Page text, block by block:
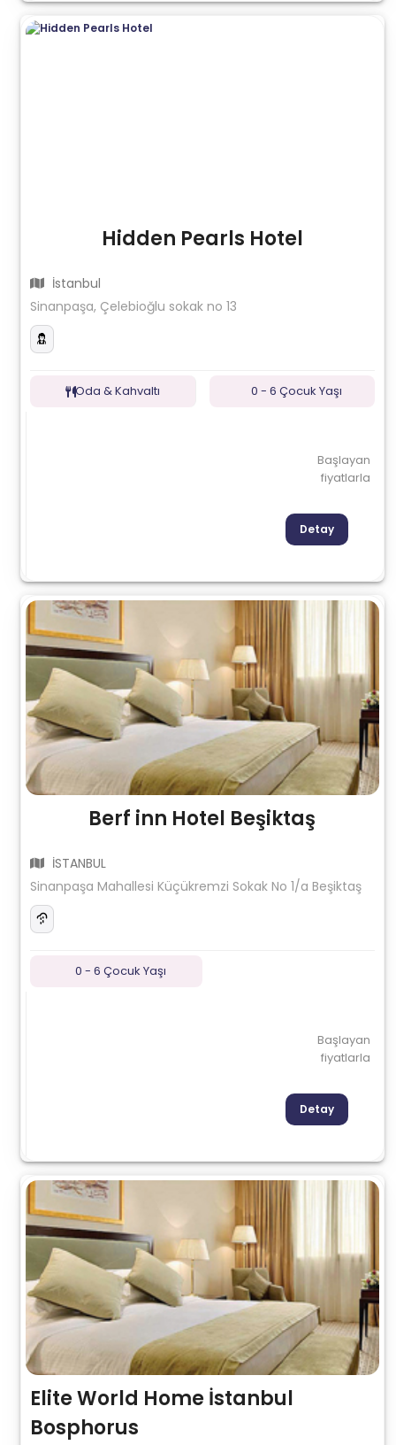
Hidden Pearls Hotel
İstanbul
Sinanpaşa, Çelebioğlu sokak no 13
Oda & Kahvaltı 0 - 6 Çocuk Yaşı
Başlayan
fiyatlarla
Detay
Berf inn Hotel Beşiktaş
İSTANBUL
Sinanpaşa Mahallesi Küçükremzi Sokak No 1/a Beşiktaş
0 - 6 Çocuk Yaşı
Başlayan
fiyatlarla
Detay
Elite World Home İstanbul
Bosphorus